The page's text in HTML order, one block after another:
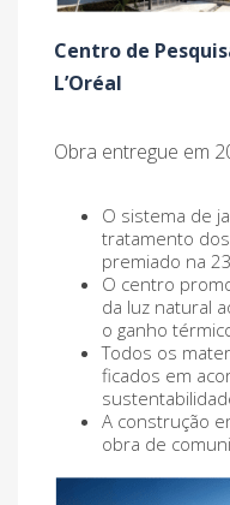
Centro de
L’Oréal
Obra entregue em
O sistema de
tratamento
premiado na
O centro
da luz natural
o ganho
Todos os
ficados em
A construção
obra de